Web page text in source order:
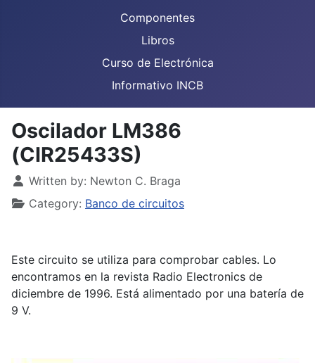
Componentes
Libros
Curso de Electrónica
Informativo INCB
Oscilador LM386
(CIR25433S)
Details
Written by: Newton C. Braga
Category: Banco de circuitos
Este circuito se utiliza para comprobar cables. Lo
encontramos en la revista Radio Electronics de
diciembre de 1996. Está alimentado por una batería de
9 V.